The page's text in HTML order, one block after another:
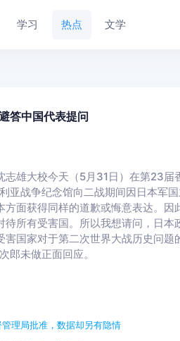
学习 热点 文学
答中国代表提问
雄大校今天（5月31日）在第23届
亚战争纪念馆向二战期间因日本军
面获得同样的道歉或悔意表达。因
所有受害国。所以我想请问，日本
国家对于第二次世界大战历史问
郎未做正面回应。
理局批准，数据却另有隐情